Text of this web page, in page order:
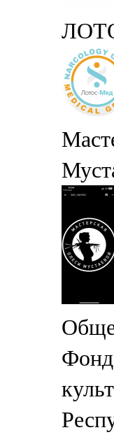
Фонд